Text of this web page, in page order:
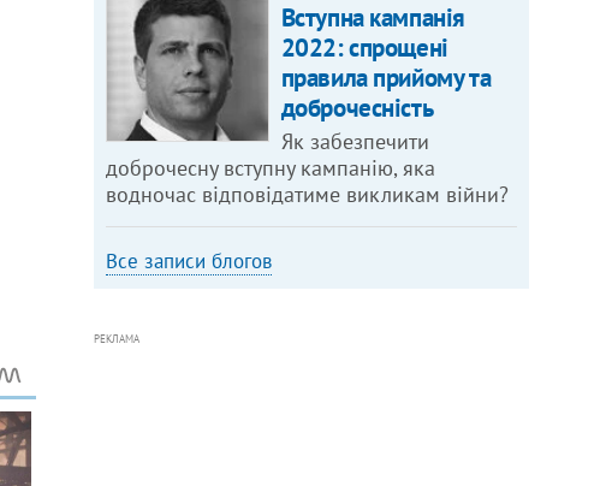
Вступна кампанія
2022: спрощені
правила прийому та
доброчесність
Як забезпечити
доброчесну вступну кампанію, яка
водночас відповідатиме викликам війни?
Все записи блогов
РЕКЛАМА